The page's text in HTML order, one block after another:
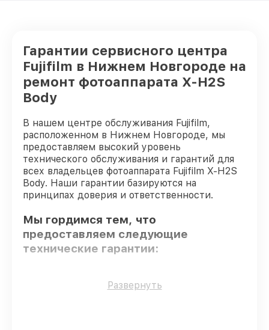
Гарантии сервисного центра
Fujifilm в Нижнем Новгороде на
ремонт фотоаппарата X-H2S
Body
В нашем центре обслуживания Fujifilm,
расположенном в Нижнем Новгороде, мы
предоставляем высокий уровень
технического обслуживания и гарантий для
всех владельцев фотоаппарата Fujifilm X-H2S
Body. Наши гарантии базируются на
принципах доверия и ответственности.
Мы гордимся тем, что
предоставляем следующие
технические гарантии:
Оригинальные детали– для всех видов
Развернуть